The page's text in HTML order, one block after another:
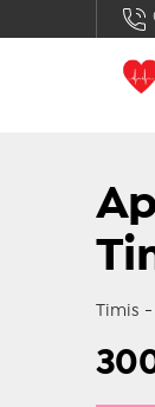
Timis